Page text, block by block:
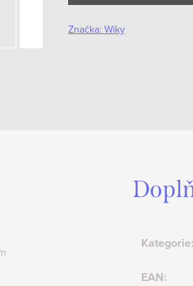
cena:
Značka: Wiky
Kategorie:
EAN: